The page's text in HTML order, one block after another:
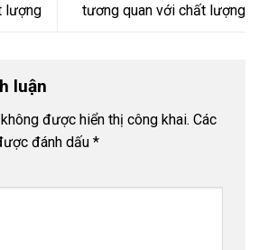
lượng
tương quan với chất lượng
luận
được hiển thị công khai. Các
đánh dấu *